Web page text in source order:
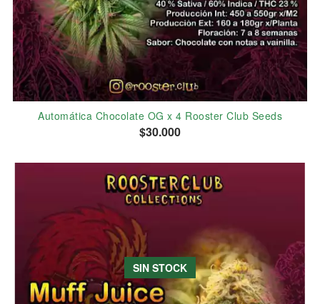
Automática Chocolate OG x 4 Rooster Club Seeds
$30.000
SIN STOCK